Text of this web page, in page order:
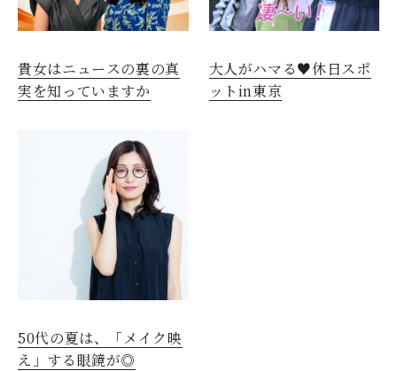
貴女はニュースの裏の真
実を知っていますか
大人がハマる♥休日スポ
ットin東京
50代の夏は、「メイク映
え」する眼鏡が◎